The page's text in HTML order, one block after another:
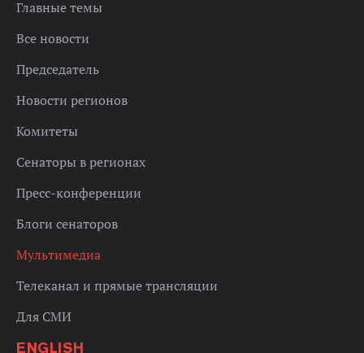
Главные темы
Все новости
Председатель
Новости регионов
Комитеты
Сенаторы в регионах
Пресс-конференции
Блоги сенаторов
Мультимедиа
Телеканал и прямые трансляции
Для СМИ
ENGLISH